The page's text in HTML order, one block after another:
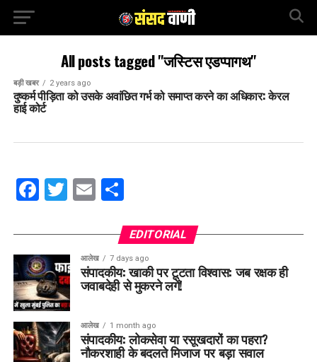
All posts tagged "जस्टिस एडप्पागथ"
बड़ी खबर 2 years ago
दुष्कर्म पीड़िता को उसके अवांछित गर्भ को समाप्त करने का अधिकार: केरल
हाई कोर्ट
Facebook
Twitter
EmailShare
EDITORIAL
आलेख 7 days ago
संपादकीय: खाकी पर टूटता विश्वास: जब रक्षक ही
जवाबदेही से मुकरने लगें!
आलेख 1 month ago
संपादकीय: लोकसेवा या रसूखदारों का पहरा?
नौकरशाही के बदलते मिजाज पर बड़ा सवाल